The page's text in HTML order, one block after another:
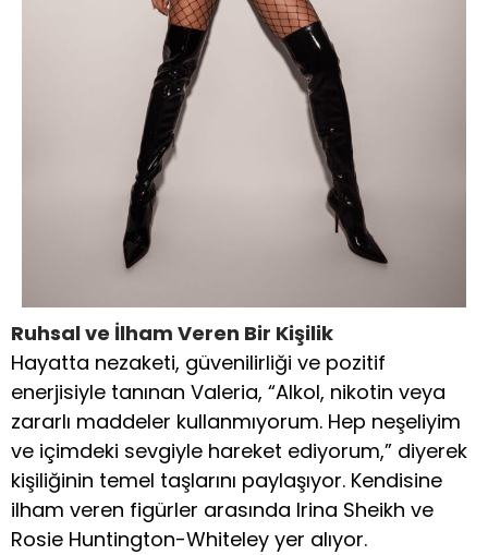
Ruhsal ve İlham Veren Bir Kişilik
Hayatta nezaketi, güvenilirliği ve pozitif
enerjisiyle tanınan Valeria, “Alkol, nikotin veya
zararlı maddeler kullanmıyorum. Hep neşeliyim
ve içimdeki sevgiyle hareket ediyorum,” diyerek
kişiliğinin temel taşlarını paylaşıyor. Kendisine
ilham veren figürler arasında Irina Sheikh ve
Rosie Huntington-Whiteley yer alıyor.